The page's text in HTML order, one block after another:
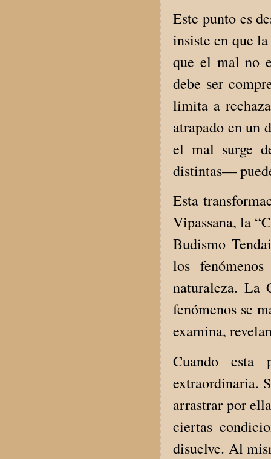
Este punto es
insiste en que
que el mal no
debe ser
limita a
atrapado en un
el mal surge
distintas—
Esta
Vipassana, la
Budismo
los
naturaleza. La
fenómenos se
examina,
Cuando esta
extraordinaria.
arrastrar por
ciertas
disuelve. Al